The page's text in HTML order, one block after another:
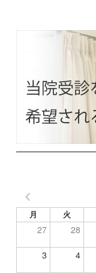
月 火
27 28
3 4